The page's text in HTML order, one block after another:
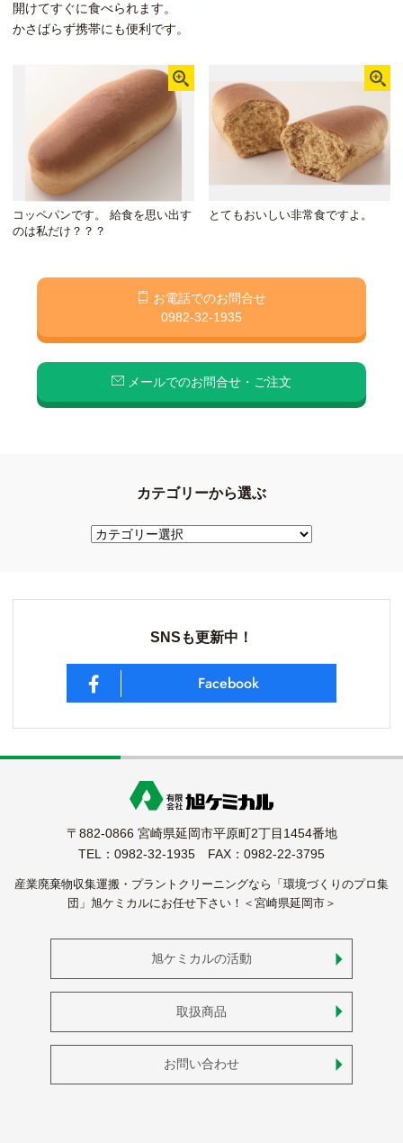
開けてすぐに食べられます。
かさばらず携帯にも便利です。
コッペパンです。 給食を思い出す
のは私だけ？？？
とてもおいしい非常食ですよ。
お電話でのお問合せ
0982-32-1935
メールでのお問合せ・ご注文
カテゴリーから選ぶ
SNSも更新中！
Facebook
〒882-0866 宮崎県延岡市平原町2丁目1454番地
TEL：0982-32-1935 FAX：0982-22-3795
産業廃棄物収集運搬・プラントクリーニングなら「環境づくりのプロ集
団」旭ケミカルにお任せ下さい！＜宮崎県延岡市＞
旭ケミカルの活動
取扱商品
お問い合わせ